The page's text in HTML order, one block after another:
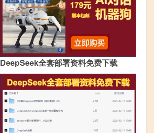
DeepSeek全套部署资料免费下载